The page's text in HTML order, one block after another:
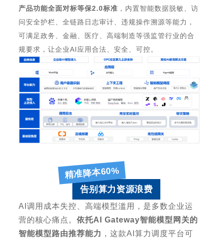
产品功能全面对标等保2.0标准 ，内置智能数据脱敏、访
问安全护栏、全链路日志审计、违规操作溯源等能力，
可满足政务、金融、医疗、高端制造等强监管行业的合
规要求，让企业AI应用合法、安全、可控。
精准降本60%
告别算力资源浪费
AI调用成本失控、高端模型滥用，是多数企业运
营的核心痛点。依托AI Gateway智能模型网关的
智能模型路由推荐能力 ，这款AI算力调度平台可